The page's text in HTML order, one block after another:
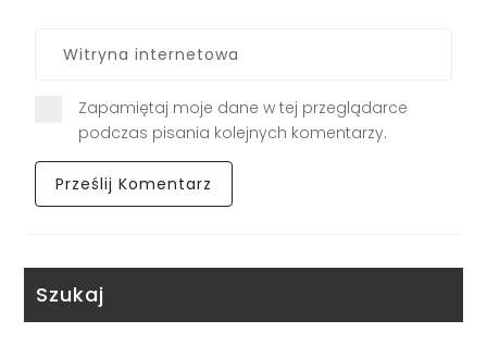
Zapamiętaj moje dane w tej przeglądarce
podczas pisania kolejnych komentarzy.
Szukaj